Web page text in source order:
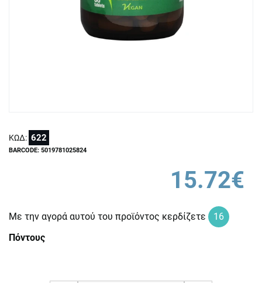
ΚΩΔ: 622
BARCODE: 5019781025824
15.72€
Με την αγορά αυτού του προϊόντος κερδίζετε
16
Πόντους